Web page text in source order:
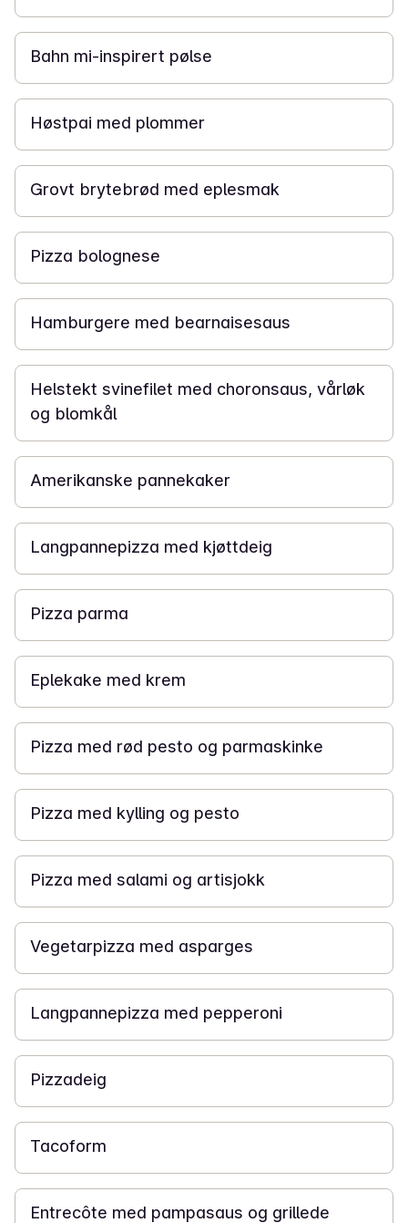
30 min
Bahn mi-inspirert pølse
40 min
Høstpai med plommer
2 t 10 min
Grovt brytebrød med eplesmak
30 min
Pizza bolognese
30 min
Hamburgere med bearnaisesaus
35 min
Helstekt svinefilet med choronsaus, vårløk
og blomkål
40 min
Amerikanske pannekaker
20 min
Langpannepizza med kjøttdeig
15 min
Pizza parma
50 min
Eplekake med krem
15 min
Pizza med rød pesto og parmaskinke
15 min
Pizza med kylling og pesto
15 min
Pizza med salami og artisjokk
15 min
Vegetarpizza med asparges
20 min
Langpannepizza med pepperoni
2 t
Pizzadeig
20 min
Tacoform
30 min
Entrecôte med pampasaus og grillede